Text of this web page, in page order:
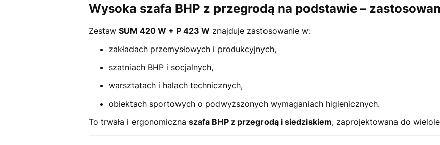
Wysoka szafa BHP z przegrodą na podstawie –
Zestaw SUM 420 W + P 423 Wznajduje zastosowanie w:
zakładach przemysłowych i produkcyjnych,
szatniach BHP i socjalnych,
warsztatach i halach technicznych,
obiektach sportowych o podwyższonych wymaganiach higienicznych.
To trwała i ergonomiczna szafa BHP z przegrodą i siedziskiem, zaprojektowana do